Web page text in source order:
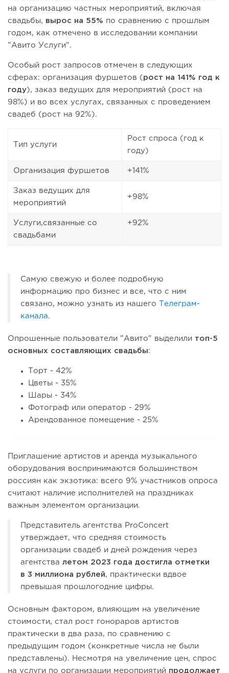
на организацию частных мероприятий, включая
свадьбы, вырос на 55% по сравнению с прошлым
годом, как отмечено в исследовании компании
"Авито Услуги".
Особый рост запросов отмечен в следующих
сферах: организация фуршетов ( рост на 141% год к
году), заказ ведущих для мероприятий (рост на
98%) и во всех услугах, связанных с проведением
свадеб (рост на 92%).
Тип услуги
Рост спроса (год к
году)
Организация фуршетов +141%
Заказ ведущих для
мероприятий
+98%
Услуги,связанные со
свадьбами
+92%
Самую свежую и более подробную
информацию про бизнес и все, что с ним
связано, можно узнать из нашего
Телеграм-
канала.
Опрошенные пользователи "Авито" выделили топ-5
основных составляющих свадьбы:
Торт - 42%
Цветы - 35%
Шары - 34%
Фотограф или оператор - 29%
Арендованное помещение - 25%
Приглашение артистов и аренда музыкального
оборудования воспринимаются большинством
россиян как экзотика: всего 9% участников опроса
считают наличие исполнителей на праздниках
важным элементом организации.
Представитель агентства ProConcert
утверждает, что средняя стоимость
организации свадеб и дней рождения через
агентства летом 2023 года достигла отметки
в 3 миллиона рублей, практически вдвое
превышая прошлогодние цифры.
Основным фактором, влияющим на увеличение
стоимости, стал рост гонораров артистов
практически в два раза, по сравнению с
предыдущим годом (конкретные числа не были
представлены). Несмотря на увеличение цен, спрос
на услуги по организации мероприятий продолжает